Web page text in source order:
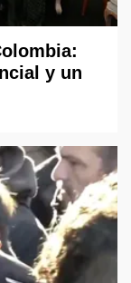
y un